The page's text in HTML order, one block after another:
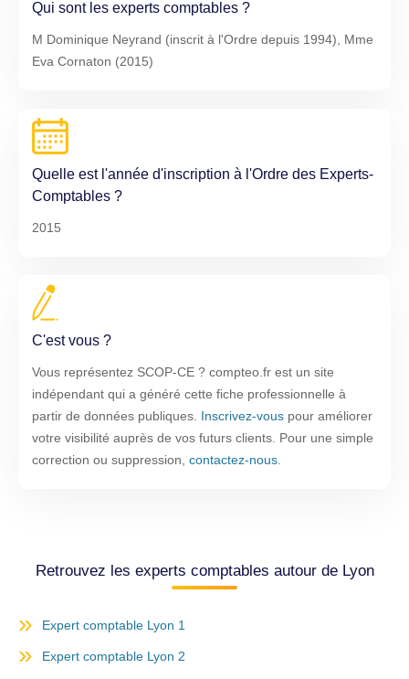
Qui sont les experts comptables ?
M Dominique Neyrand (inscrit à l'Ordre depuis 1994), Mme
Eva Cornaton (2015)
Quelle est l'année d'inscription à l'Ordre des Experts-
Comptables ?
2015
C'est vous ?
Vous représentez SCOP-CE ? compteo.fr est un site
indépendant qui a généré cette fiche professionnelle à
partir de données publiques. Inscrivez-vous pour améliorer
votre visibilité auprès de vos futurs clients. Pour une simple
correction ou suppression, contactez-nous
Retrouvez les experts comptables autour de Lyon
Expert comptable Lyon 1
Expert comptable Lyon 2